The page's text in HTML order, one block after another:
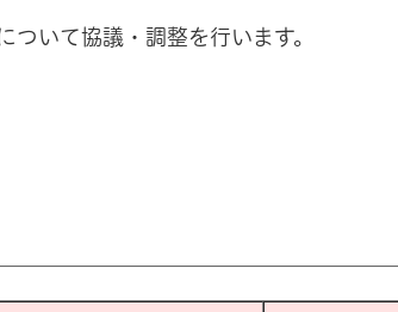
ついて協議・調整を行います。